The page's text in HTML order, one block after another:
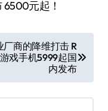
厂商的降维打击 R
戏手机5999起国
内发布